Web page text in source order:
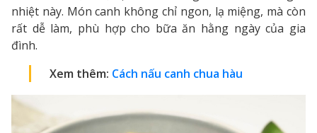
nhiệt này. Món canh không chỉ ngon, lạ miệng, mà còn
rất dễ làm, phù hợp cho bữa ăn hằng ngày của gia
đình.
Xem thêm: Cách nấu canh chua hàu